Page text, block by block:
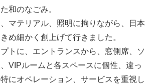
和のなごみ。
マテリアル、照明に拘りながら、日本
め細かく創上げて行きました。
プトに、エントランスから、窓側席、ソ
VIPルームと各スペースに個性、違っ
にオペレーション、サービスを重視し